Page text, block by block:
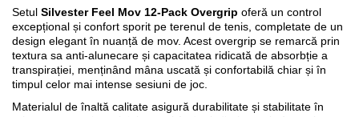
Setul Silvester Feel Mov 12-Pack Overgrip oferă un control
excepțional și confort sporit pe terenul de tenis, completate de un
design elegant în nuanță de mov. Acest overgrip se remarcă prin
textura sa anti-alunecare și capacitatea ridicată de absorbție a
transpirației, menținând mâna uscată și confortabilă chiar și în
timpul celor mai intense sesiuni de joc.
Materialul de înaltă calitate asigură durabilitate și stabilitate în